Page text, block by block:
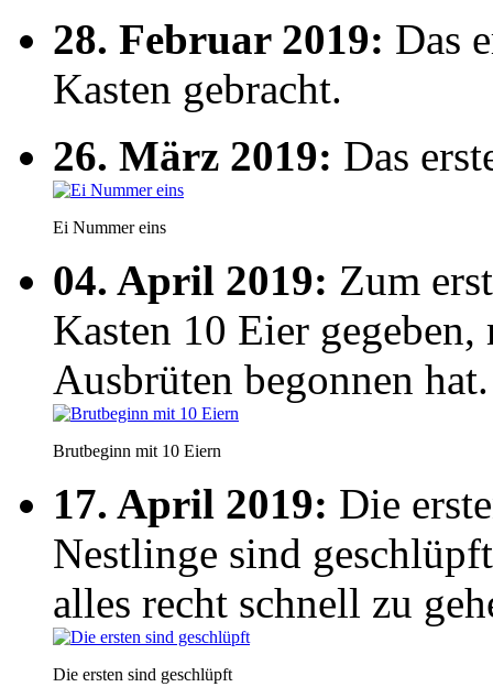
28. Februar 2019: Das
Kasten gebracht.
26. März 2019: Das
Ei Nummer eins
04. April 2019: Zum
Kasten 10 Eier
Ausbrüten begonnen hat.
Brutbeginn mit 10 Eiern
17. April 2019: Die
Nestlinge sind
alles recht schnell zu
Die ersten sind geschlüpft